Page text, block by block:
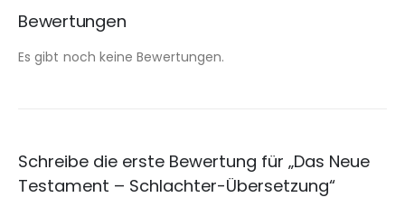
Bewertungen
Es gibt noch keine Bewertungen.
Schreibe die erste Bewertung für „Das Neue
Testament – Schlachter-Übersetzung“